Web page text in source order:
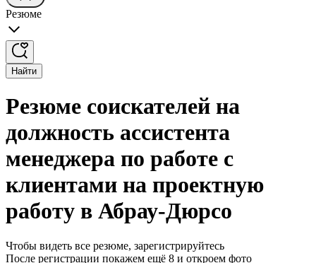
Резюме
Найти
Резюме соискателей на
должность ассистента
менеджера по работе с
клиентами на проектную
работу в Абрау-Дюрсо
Чтобы видеть все резюме, зарегистрируйтесь
После регистрации покажем ещё 8 и откроем фото